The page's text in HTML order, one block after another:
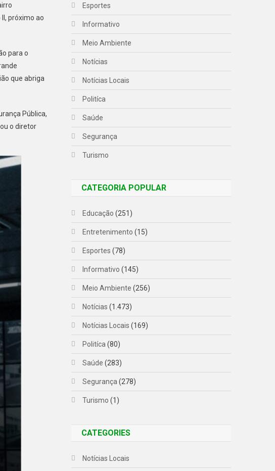
próximo ao
para o
que abriga
Pública,
o diretor
Esportes
Informativo
Meio Ambiente
Notícias
Notícias Locais
Politíca
Saúde
Segurança
Turismo
CATEGORIA POPULAR
Educação (251)
Entretenimento (15)
Esportes (78)
Informativo (145)
Meio Ambiente (256)
Notícias (1.473)
Notícias Locais (169)
Politíca (80)
Saúde (283)
Segurança (278)
Turismo (1)
CATEGORIES
Notícias Locais